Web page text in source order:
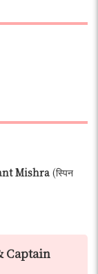
Mishra (स्पिन
Captain